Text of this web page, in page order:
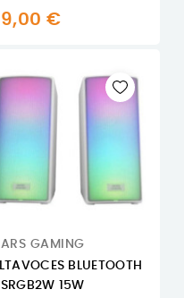
€
GAMING
BLUETOOTH
15W